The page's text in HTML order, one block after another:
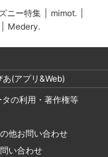
ニー特集 mimot.
Medery.
あ(アプリ&Web)
の利用・著作権等
他お問い合わせ
い合わせ